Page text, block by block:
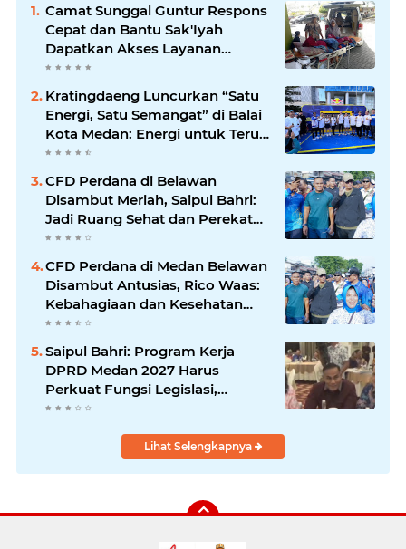
Camat Sunggal Guntur Respons
Cepat dan Bantu Sak'Iyah
Dapatkan Akses Layanan
Kesehatan
Kratingdaeng Luncurkan “Satu
Energi, Satu Semangat” di Balai
Kota Medan: Energi untuk Terus
Bergerak Maju
CFD Perdana di Belawan
Disambut Meriah, Saipul Bahri:
Jadi Ruang Sehat dan Perekat
Kebersamaan Warga Medan
CFD Perdana di Medan Belawan
Disambut Antusias, Rico Waas:
Kebahagiaan dan Kesehatan
Harus Hadir di Seluruh Penjuru
Saipul Bahri: Program Kerja
DPRD Medan 2027 Harus
Perkuat Fungsi Legislasi,
Anggaran dan Pengawasan
Lihat Selengkapnya